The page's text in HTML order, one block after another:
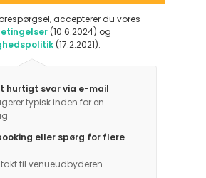
accepterer du vores
(10.6.2024) og
(17.2.2021).
hurtigt svar via e-mail
typisk inden for en
eller spørg for flere
til venueudbyderen